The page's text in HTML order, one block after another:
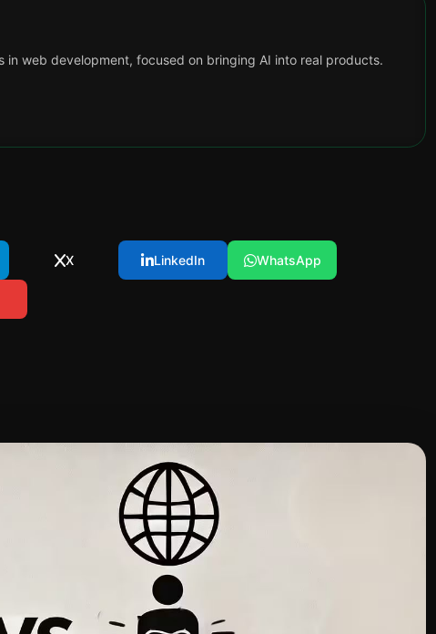
in web development, focused on bringing AI into real products.
X LinkedIn WhatsApp